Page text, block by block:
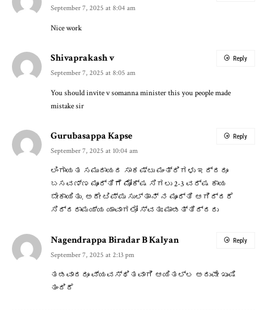
September 7, 2025 at 8:04 am
Nice work
Shivaprakash v
September 7, 2025 at 8:05 am
You should invite v somanna minister this you people made
mistake sir
Reply
Gurubasappa Kapse
September 7, 2025 at 10:04 am
ಲಿಂಗಾಯತ ಸಮುದಾಯದ ಸಾಕಷ್ಟು ಮಂತ್ರಿಗಳು ಇದ್ದರೂ
ಬಸವಣ್ಣ ಮೂರ್ತಿಗೆ ಮೋಕ್ಷ ಸಿಗಲು 2-3 ವರ್ಷ ಕಾಯ
ಬೇಕಾಯಿತು. ಅದೇ ಟಿಪ್ಪು ಸುಲ್ತಾನ್ ನ ಮೂರ್ತಿ ಆಗಿದ್ದರೆ
ಸಿದ್ದರಾಮಯ್ಯ ಯಾವಾಗಲೋ ಸ್ವತಃ ಮಾಡತ್ತಿದ್ದರು
Reply
Nagendrappa Biradar B Kalyan
September 7, 2025 at 2:13 pm
ತಡವಾದರೂ ವ್ಯವಸ್ಥಿತವಾಗಿ ಆಯಿತಲ್ಲ ಅದುವೇ ಖುಷಿ
ತಂದಿದೆ
Reply